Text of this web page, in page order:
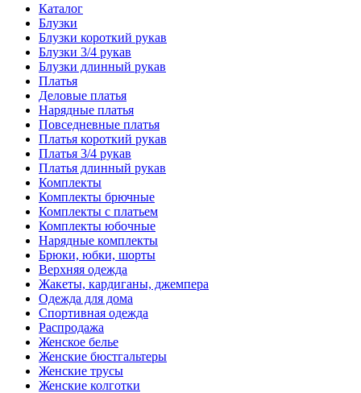
Каталог
Блузки
Блузки короткий рукав
Блузки 3/4 рукав
Блузки длинный рукав
Платья
Деловые платья
Нарядные платья
Повседневные платья
Платья короткий рукав
Платья 3/4 рукав
Платья длинный рукав
Комплекты
Комплекты брючные
Комплекты с платьем
Комплекты юбочные
Нарядные комплекты
Брюки, юбки, шорты
Верхняя одежда
Жакеты, кардиганы, джемпера
Одежда для дома
Спортивная одежда
Распродажа
Женское белье
Женские бюстгальтеры
Женские трусы
Женские колготки